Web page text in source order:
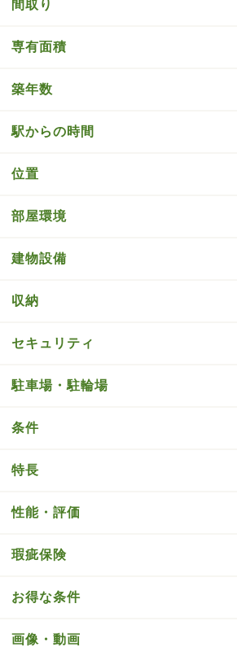
間取り
専有面積
築年数
駅からの時間
位置
部屋環境
建物設備
収納
セキュリティ
駐車場・駐輪場
条件
特長
性能・評価
瑕疵保険
お得な条件
画像・動画